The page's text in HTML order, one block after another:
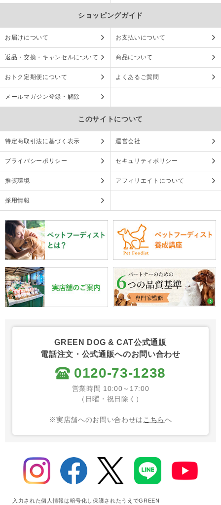
ショッピングガイド
お届けについて お支払いについて
返品・交換・キャンセルについて 商品について
おトク定期便について よくあるご質問
メールマガジン登録・解除
このサイトについて
特定商取引法に基づく表示 運営会社
プライバシーポリシー セキュリティポリシー
推奨環境 アフィリエイトについて
採用情報
GREEN DOG & CAT公式通販
電話注文・公式通販へのお問い合わせ
0120-73-1238
営業時間 10:00～17:00
（日曜・祝日除く）
※実店舗へのお問い合わせは こちらへ
入力された個人情報は暗号化し保護されたうえでGREEN